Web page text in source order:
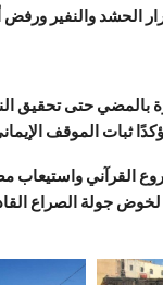
الحشد والنفير
بالمضي حتى تحقيق
ثبات الموقف
القرآني واستيعاب
لخوض جولة الصراع